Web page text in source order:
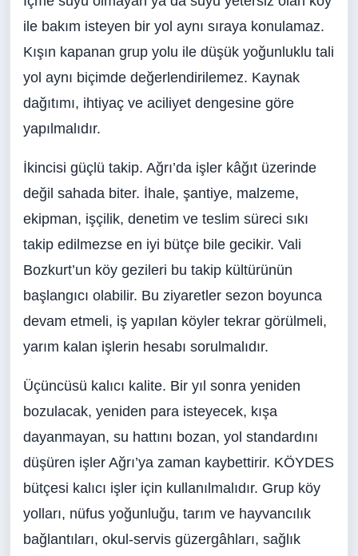
ile bakım isteyen bir yol aynı sıraya konulamaz.
Kışın kapanan grup yolu ile düşük yoğunluklu tali
yol aynı biçimde değerlendirilemez. Kaynak
dağıtımı, ihtiyaç ve aciliyet dengesine göre
yapılmalıdır.
İkincisi güçlü takip. Ağrı’da işler kâğıt üzerinde
değil sahada biter. İhale, şantiye, malzeme,
ekipman, işçilik, denetim ve teslim süreci sıkı
takip edilmezse en iyi bütçe bile gecikir. Vali
Bozkurt’un köy gezileri bu takip kültürünün
başlangıcı olabilir. Bu ziyaretler sezon boyunca
devam etmeli, iş yapılan köyler tekrar görülmeli,
yarım kalan işlerin hesabı sorulmalıdır.
Üçüncüsü kalıcı kalite. Bir yıl sonra yeniden
bozulacak, yeniden para isteyecek, kışa
dayanmayan, su hattını bozan, yol standardını
düşüren işler Ağrı’ya zaman kaybettirir. KÖYDES
bütçesi kalıcı işler için kullanılmalıdır. Grup köy
yolları, nüfus yoğunluğu, tarım ve hayvancılık
bağlantıları, okul-servis güzergâhları, sağlık